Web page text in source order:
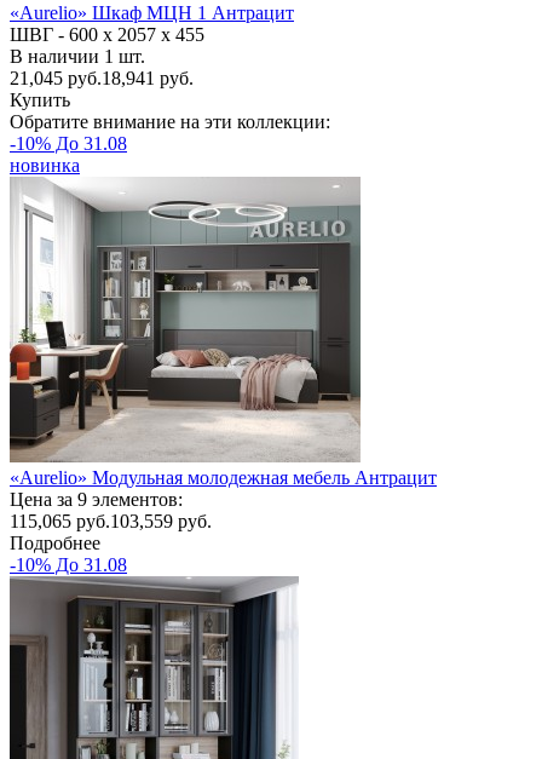
«Aurelio» Шкаф МЦН 1 Антрацит
ШВГ - 600 х 2057 х 455
В наличии 1 шт.
21,045 руб.18,941 руб.
Купить
Обратите внимание на эти коллекции:
-10% До 31.08
новинка
«Aurelio» Модульная молодежная мебель Антрацит
Цена за 9 элементов:
115,065 руб.103,559 руб.
Подробнее
-10% До 31.08